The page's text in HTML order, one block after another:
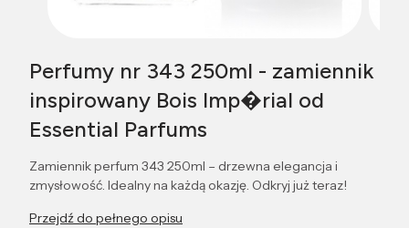
Perfumy nr 343 250ml - zamiennik
inspirowany Bois Imp�rial od
Essential Parfums
Zamiennik perfum 343 250ml – drzewna elegancja i
zmysłowość. Idealny na każdą okazję. Odkryj już teraz!
Przejdź do pełnego opisu